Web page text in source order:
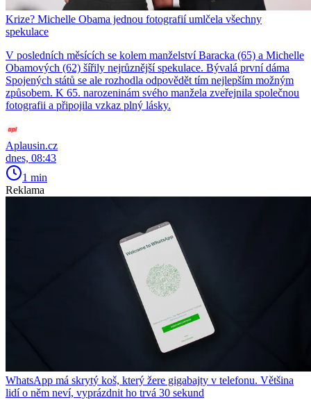
Krize? Michelle Obama jednou fotografií umlčela všechny
spekulace
V posledních měsících se kolem manželství Baracka (65) a Michelle
Obamových (62) šířily nejrůznější spekulace. Bývalá první dáma
Spojených států se ale rozhodla odpovědět tím nejlepším možným
způsobem. K 65. narozeninám svého manžela zveřejnila společnou
fotografii a připojila vzkaz plný lásky.
Aplausin.cz
dnes, 08:43
1 min
Reklama
WhatsApp má skrytý koš, který žere gigabajty v telefonu. Většina
lidí o něm neví, vyprázdnit ho trvá 30 sekund